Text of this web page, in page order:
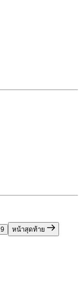
9 หน้าสุดท้าย